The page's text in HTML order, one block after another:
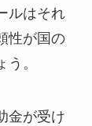
ルはそれ
性が国の
。
金が受け